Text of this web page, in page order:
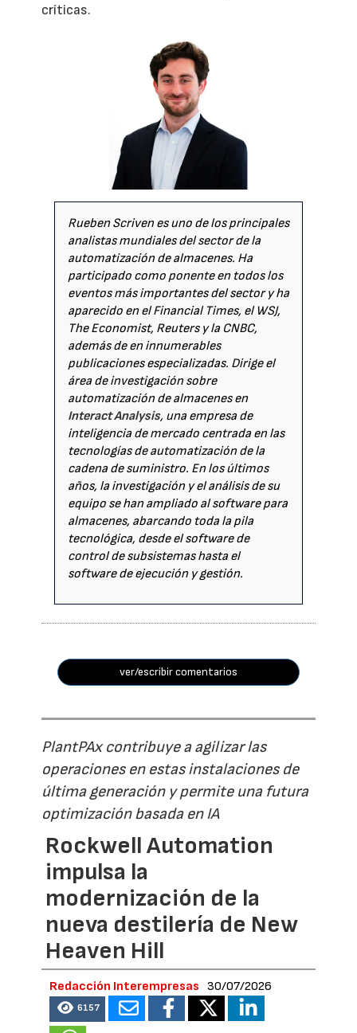
críticas.
Rueben Scriven es uno de los principales
analistas mundiales del sector de la
automatización de almacenes. Ha
participado como ponente en todos los
eventos más importantes del sector y ha
aparecido en el Financial Times, el WSJ,
The Economist, Reuters y la CNBC,
además de en innumerables
publicaciones especializadas. Dirige el
área de investigación sobre
automatización de almacenes en
Interact Analysis, una empresa de
inteligencia de mercado centrada en las
tecnologías de automatización de la
cadena de suministro. En los últimos
años, la investigación y el análisis de su
equipo se han ampliado al software para
almacenes, abarcando toda la pila
tecnológica, desde el software de
control de subsistemas hasta el
software de ejecución y gestión.
ver/escribir comentarios
PlantPAx contribuye a agilizar las
operaciones en estas instalaciones de
última generación y permite una futura
optimización basada en IA
Rockwell Automation
impulsa la
modernización de la
nueva destilería de New
Heaven Hill
Redacción Interempresas 30/07/2026
6157